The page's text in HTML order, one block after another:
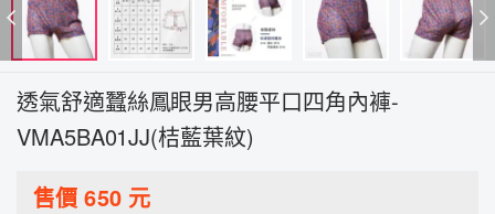
透氣舒適蠶絲鳳眼男高腰平口四角內褲-
VMA5BA01JJ(桔藍葉紋)
售價650元